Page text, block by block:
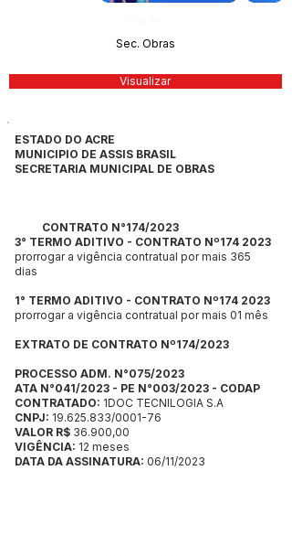
Sec. Obras
Visualizar
ESTADO DO ACRE
MUNICIPIO DE ASSIS BRASIL
SECRETARIA MUNICIPAL DE OBRAS
CONTRATO N°174/2023
3° TERMO ADITIVO - CONTRATO Nº174 2023
prorrogar a vigência contratual por mais 365
dias
1° TERMO ADITIVO - CONTRATO Nº174 2023
prorrogar a vigência contratual por mais 01 mês
EXTRATO DE CONTRATO Nº174/2023
PROCESSO ADM. N°075/2023
ATA N°041/2023 - PE N°003/2023 - CODAP
CONTRATADO: 1DOC TECNILOGIA S.A
CNPJ: 19.625.833/0001-76
VALOR R$ 36.900,00
VIGÊNCIA: 12 meses
DATA DA ASSINATURA: 06/11/2023